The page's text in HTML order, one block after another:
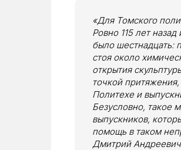
«Для Томского
Ровно 115 лет
было шестнадцать:
стоя около
открытия
точкой притяжения,
Политехе и
Безусловно, такое
выпускников,
помощь в таком
Дмитрий